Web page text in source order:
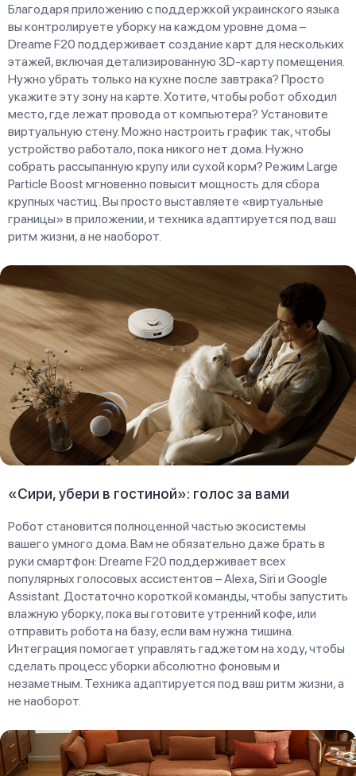
Благодаря приложению с поддержкой украинского языка
вы контролируете уборку на каждом уровне дома –
Dreame F20 поддерживает создание карт для нескольких
этажей, включая детализированную 3D-карту помещения.
Нужно убрать только на кухне после завтрака? Просто
укажите эту зону на карте. Хотите, чтобы робот обходил
место, где лежат провода от компьютера? Установите
виртуальную стену. Можно настроить график так, чтобы
устройство работало, пока никого нет дома. Нужно
собрать рассыпанную крупу или сухой корм? Режим Large
Particle Boost мгновенно повысит мощность для сбора
крупных частиц. Вы просто выставляете «виртуальные
границы» в приложении, и техника адаптируется под ваш
ритм жизни, а не наоборот.
«Сири, убери в гостиной»: голос за вами
Робот становится полноценной частью экосистемы
вашего умного дома. Вам не обязательно даже брать в
руки смартфон: Dreame F20 поддерживает всех
популярных голосовых ассистентов – Alexa, Siri и Google
Assistant. Достаточно короткой команды, чтобы запустить
влажную уборку, пока вы готовите утренний кофе, или
отправить робота на базу, если вам нужна тишина.
Интеграция помогает управлять гаджетом на ходу, чтобы
сделать процесс уборки абсолютно фоновым и
незаметным. Техника адаптируется под ваш ритм жизни, а
не наоборот.